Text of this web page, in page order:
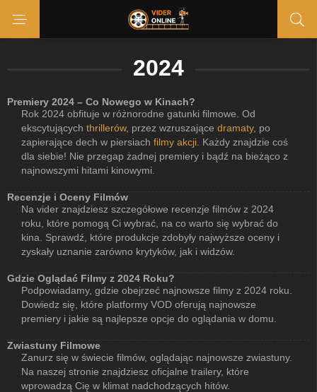
2024
Premiery 2024 – Co Nowego w Kinach?
Rok 2024 obfituje w różnorodne gatunki filmowe. Od
ekscytujących thrillerów, przez wzruszające dramaty, po
zapierające dech w piersiach filmy akcji . Każdy znajdzie coś
dla siebie! Nie przegap żadnej premiery i bądź na bieżąco z
najnowszymi hitami kinowymi.
Recenzje i Oceny Filmów
Na vider znajdziesz szczegółowe recenzje filmów z 2024
roku, które pomogą Ci wybrać, na co warto się wybrać do
kina. Sprawdź, które produkcje zdobyły najwyższe oceny i
zyskały uznanie zarówno krytyków, jak i widzów.
Gdzie Oglądać Filmy z 2024 Roku?
Podpowiadamy, gdzie obejrzeć najnowsze filmy z 2024 roku.
Dowiedz się, które platformy VOD oferują najnowsze
premiery i jakie są najlepsze opcje do oglądania w domu.
Zwiastuny Filmowe
Zanurz się w świecie filmów, oglądając najnowsze zwiastuny.
Na naszej stronie znajdziesz oficjalne trailery, które
wprowadzą Cię w klimat nadchodzących hitów.